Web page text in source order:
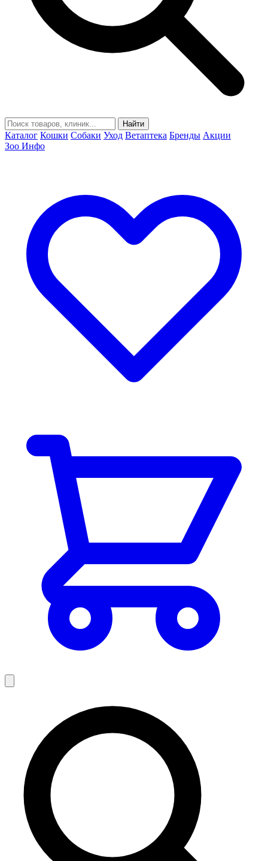
Найти
Каталог Кошки Собаки Уход Ветаптека Бренды Акции
Зоо Инфо